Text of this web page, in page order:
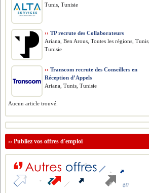
Tunis, Tunisie
›› TP recrute des Collaborateurs
Ariana, Ben Arous, Toutes les régions, Tunis,
Tunisie
›› Transcom recrute des Conseillers en
Réception d’Appels
Ariana, Tunis, Tunisie
Aucun article trouvé.
››Publiez vos offres d'emploi